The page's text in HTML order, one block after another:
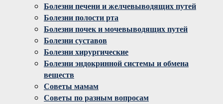
Болезни печени и желчевыводящих путей
Болезни полости рта
Болезни почек и мочевыводящих путей
Болезни суставов
Болезни хирургические
Болезни эндокринной системы и обмена
веществ
Советы мамам
Советы по разным вопросам